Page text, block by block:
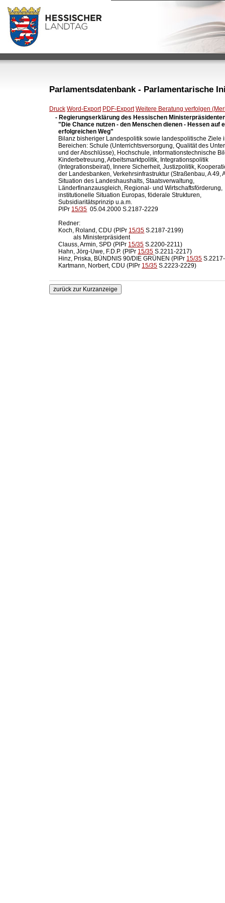
Parlamentsdatenbank - Parlamentarische
Druck Word-Export PDF-Export Weitere Beratung verfolgen
- Regierungserklärung des Hessischen
"Die Chance nutzen - den Menschen dienen - Hessen auf
  erfolgreichen Weg"
Bilanz bisheriger Landespolitik sowie landespolitische Ziele
Bereichen: Schule (Unterrichtsversorgung, Qualität des
und der Abschlüsse), Hochschule, informationstechnische
  Kinderbetreuung, Arbeitsmarktpolitik, Integrationspolitik
(Integrationsbeirat), Innere Sicherheit, Justizpolitik,
der Landesbanken, Verkehrsinfrastruktur (Straßenbau, A 49,
  Situation des Landeshaushalts, Staatsverwaltung,
  Länderfinanzausgleich, Regional- und Wirtschaftsförderung,
  institutionelle Situation Europas, föderale Strukturen,
  Subsidiaritätsprinzip u.a.m.
  PlPr
15/35
  05.04.2000 S.2187-2229
  Redner:
  Koch, Roland, CDU (PlPr
15/35 S.2187-2199)
            als Ministerpräsident
  Clauss, Armin, SPD (PlPr
15/35 S.2200-2211)
  Hahn, Jörg-Uwe, F.D.P. (PlPr
15/35 S.2211-2217)
  Hinz, Priska, BÜNDNIS 90/DIE GRÜNEN (PlPr
15/35
  Kartmann, Norbert, CDU (PlPr
15/35 S.2223-2229)